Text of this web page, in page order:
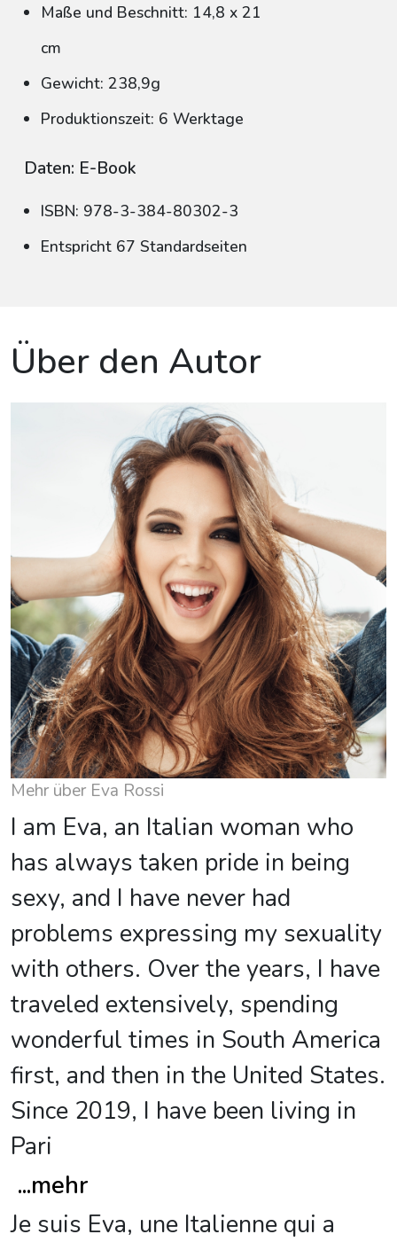
Maße und Beschnitt: 14,8 x 21
cm
Gewicht: 238,9g
Produktionszeit: 6 Werktage
Daten: E-Book
ISBN: 978-3-384-80302-3
Entspricht 67 Standardseiten
Über den Autor
Mehr über Eva Rossi
I am Eva, an Italian woman who
has always taken pride in being
sexy, and I have never had
problems expressing my sexuality
with others. Over the years, I have
traveled extensively, spending
wonderful times in South America
first, and then in the United States.
Since 2019, I have been living in
Pari
...mehr
Je suis Eva, une Italienne qui a